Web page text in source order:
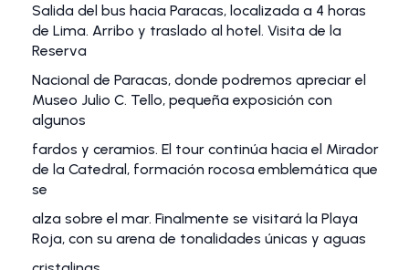
Salida del bus hacia Paracas, localizada a 4 horas
de Lima. Arribo y traslado al hotel. Visita de la
Reserva
Nacional de Paracas, donde podremos apreciar el
Museo Julio C. Tello, pequeña exposición con
algunos
fardos y ceramios. El tour continúa hacia el Mirador
de la Catedral, formación rocosa emblemática que
se
alza sobre el mar. Finalmente se visitará la Playa
Roja, con su arena de tonalidades únicas y aguas